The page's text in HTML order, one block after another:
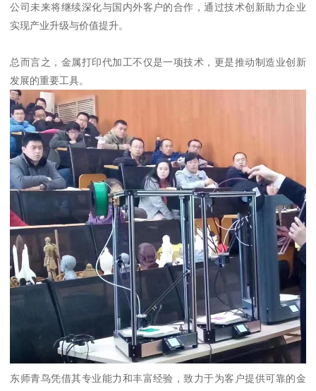
公司未来将继续深化与国内外客户的合作，通过技术创新助力企业
实现产业升级与价值提升。
总而言之，金属打印代加工不仅是一项技术，更是推动制造业创新
发展的重要工具。
东师青鸟凭借其专业能力和丰富经验，致力于为客户提供可靠的金